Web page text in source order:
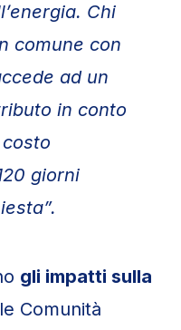
Chi
comune con
ad un
in conto
giorni
gli impatti sulla
Comunità